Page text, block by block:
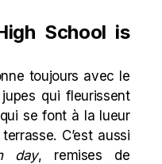
School is
toujours avec le
qui fleurissent
se font à la lueur
C’est aussi
day, remises de